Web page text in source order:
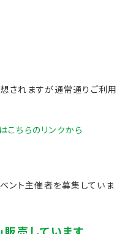
されますが通常通りご利用
ちらのリンクから
ント主催者を募集していま